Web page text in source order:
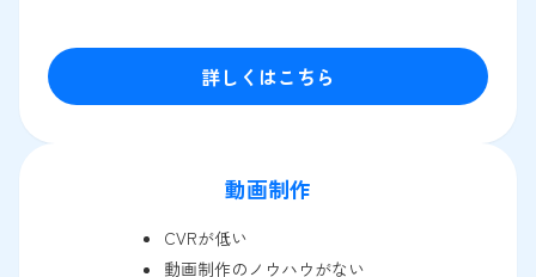
詳しくはこちら
動画制作
CVRが低い
動画制作のノウハウがない